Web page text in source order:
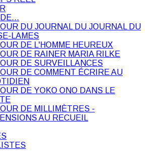
DE…
DU JOURNAL DU JOURNAL DU
LAMES
DE L'HOMME HEUREUX
DE RAINER MARIA RILKE
DE SURVEILLANCES
DE COMMENT ÉCRIRE AU
DE YOKO ONO DANS LE
DE MILLIMÈTRES -
AU RECUEIL